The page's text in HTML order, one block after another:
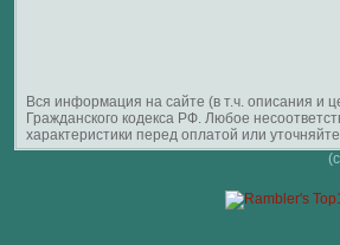
Вся информация на сайте (в т.ч. описания и
Гражданского кодекса РФ. Любое
характеристики перед оплатой или